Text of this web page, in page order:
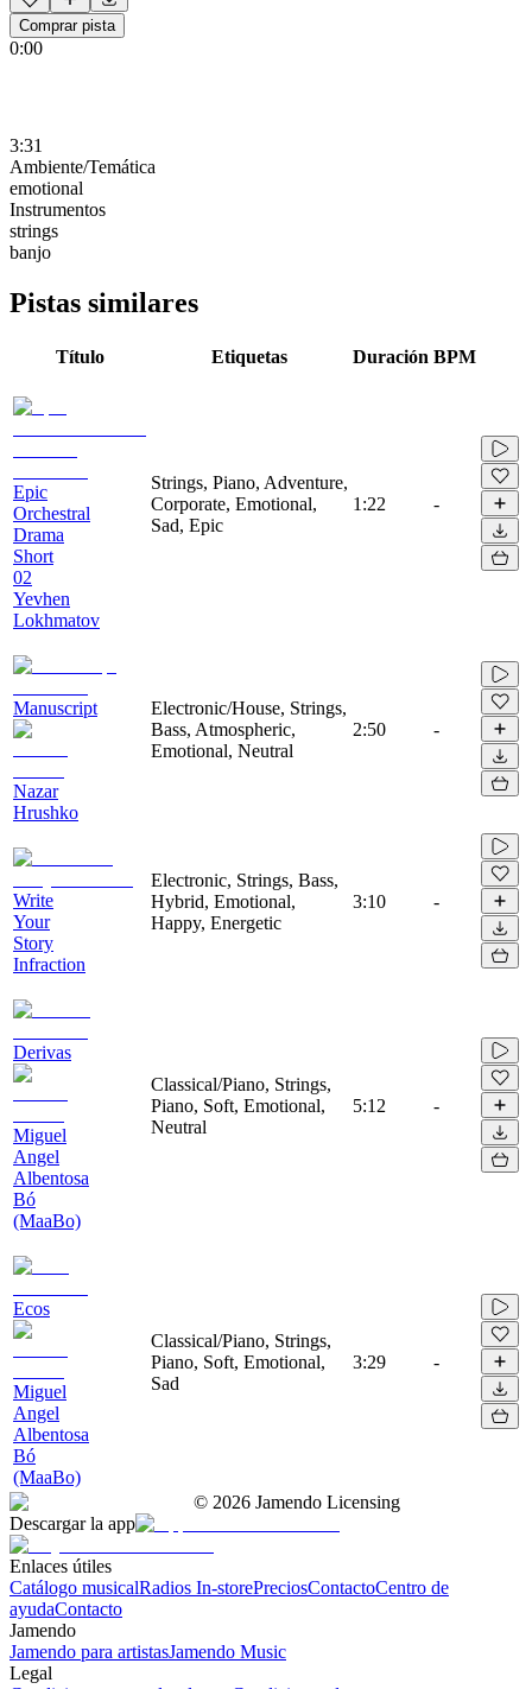
Comprar pista
0:00
3:31
Ambiente/Temática
emotional
Instrumentos
strings
banjo
Pistas similares
Título Etiquetas Duración BPM
Epic
Orchestral
Drama
Short
02
Yevhen
Lokhmatov
Strings, Piano, Adventure,
Corporate, Emotional,
Sad, Epic
1:22 -
Manuscript
Nazar
Hrushko
Electronic/House, Strings,
Bass, Atmospheric,
Emotional, Neutral
2:50 -
Write
Your
Story
Infraction
Electronic, Strings, Bass,
Hybrid, Emotional,
Happy, Energetic
3:10 -
Derivas
Miguel
Angel
Albentosa
Bó
(MaaBo)
Classical/Piano, Strings,
Piano, Soft, Emotional,
Neutral
5:12 -
Ecos
Miguel
Angel
Albentosa
Bó
(MaaBo)
Classical/Piano, Strings,
Piano, Soft, Emotional,
Sad
3:29 -
© 2026 Jamendo Licensing
Descargar la app
Enlaces útiles
Catálogo musicalRadios In-storePreciosContactoCentro de
ayudaContacto
Jamendo
Jamendo para artistasJamendo Music
Legal